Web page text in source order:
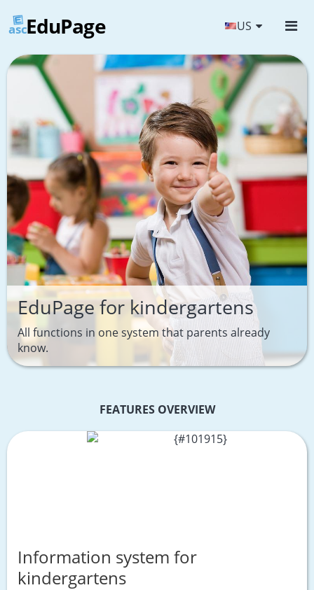
ascEduPage US
EduPage for kindergartens
All functions in one system that parents already
know.
FEATURES OVERVIEW
Information system for
kindergartens